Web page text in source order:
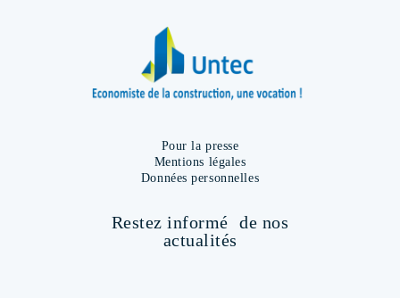
Pour la presse
Mentions légales
Données personnelles
Restez informé de nos
actualités